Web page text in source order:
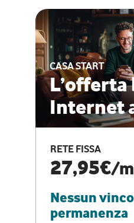
CASA START
L’offerta
Internet
RETE FISSA
27,95€/
Nessun
permanenza
CASA
RETE